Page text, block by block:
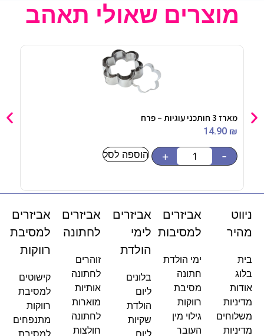
מוצרים שאולי תאהב
מארז 3 חותכני עוגיות – פרח
14.90 ₪
-
+ הוספה לסל
ניווט
מהיר
בית
בלוג
אודות
מדיניות
משלוחים
מדיניות
אביזרים
למסיבות
ימי הולדת
חתונה
מסיבת
רווקות
גילוי מין
העובר
אביזרים
לימי
הולדת
בלונים
ליום
הולדת
שקיות
אביזרים
לחתונה
זוהרים
לחתונה
אותיות
מוארות
לחתונה
חולצות
אביזרים
למסיבת
רווקות
קישוטים
למסיבת
רווקות
מתנפחים